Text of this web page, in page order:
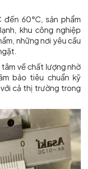
60°C, sản phẩm
khu công nghiệp
những nơi yêu cầu
về chất lượng nhờ
bảo tiêu chuẩn kỹ
cả thị trường trong